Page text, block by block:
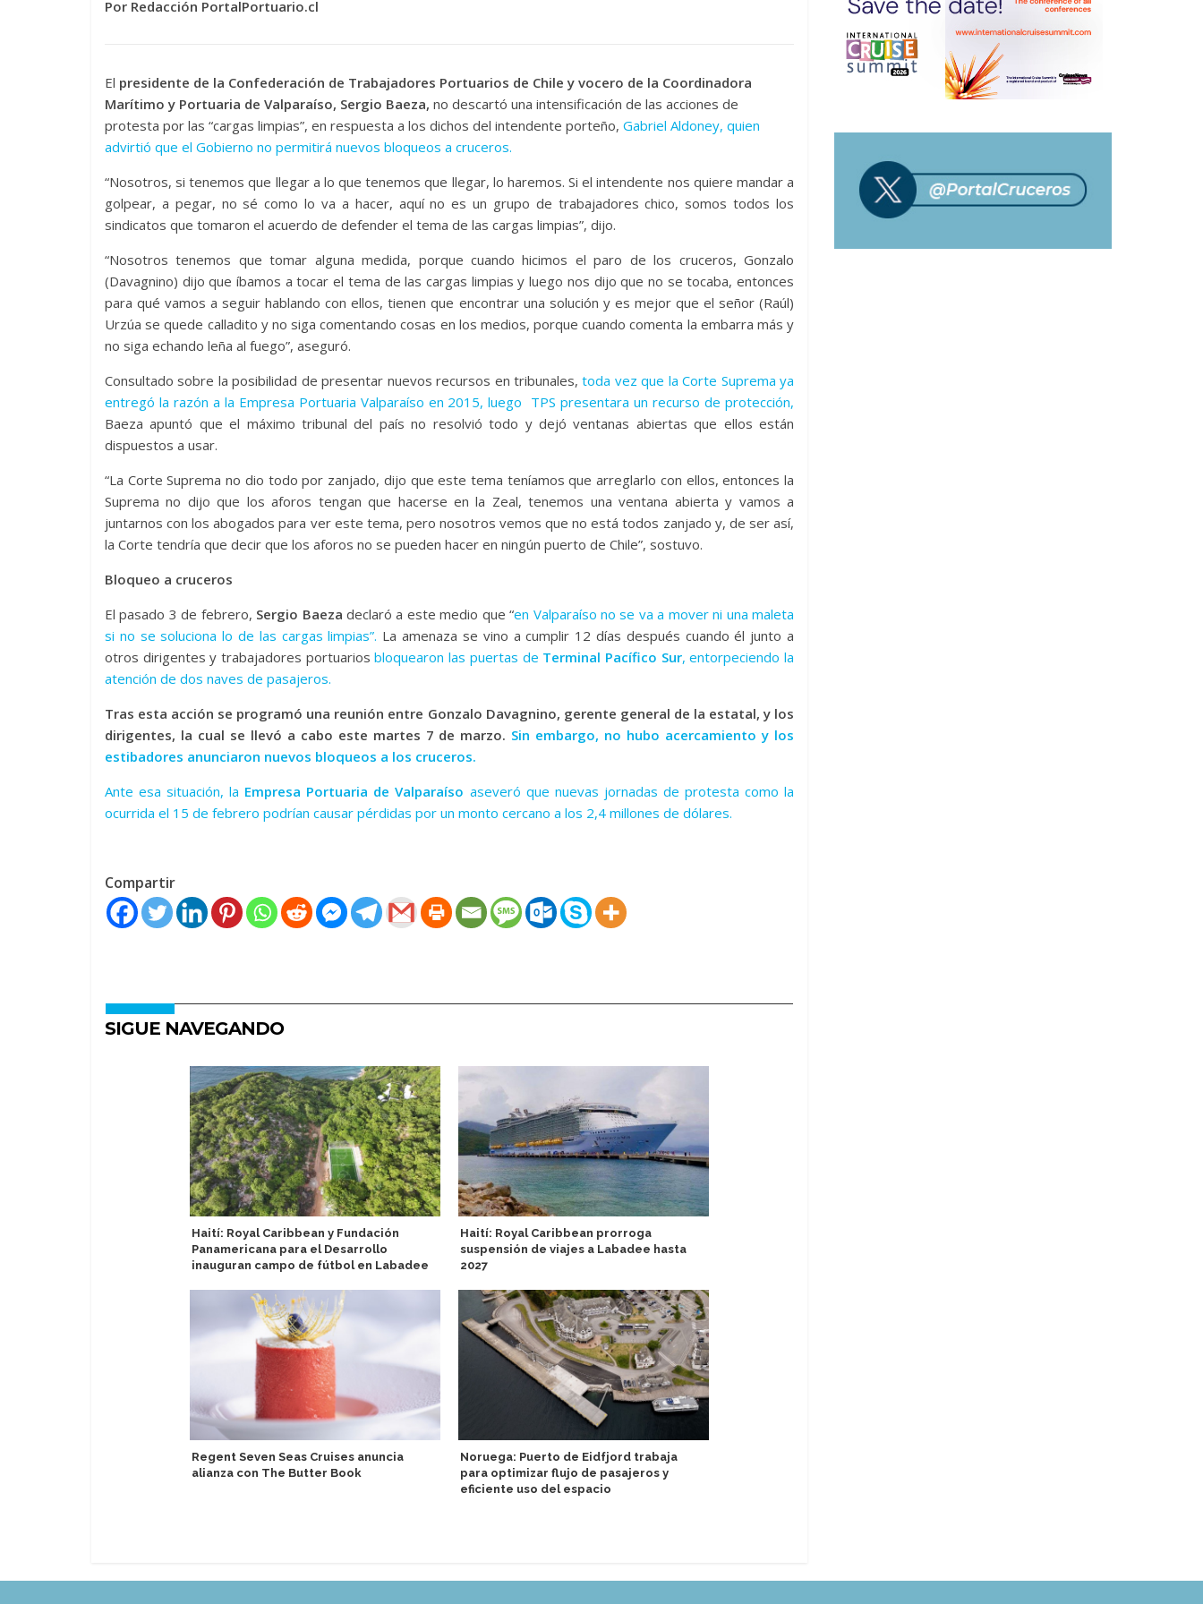
Por Redacción PortalPortuario.cl
El presidente de la Confederación de Trabajadores Portuarios de Chile y vocero de la Coordinadora
Marítimo y Portuaria de Valparaíso, Sergio Baeza, no descartó una intensificación de las acciones de
protesta por las “cargas limpias”, en respuesta a los dichos del intendente porteño, Gabriel Aldoney, quien
advirtió que el Gobierno no permitirá nuevos bloqueos a cruceros.
“Nosotros, si tenemos que llegar a lo que tenemos que llegar, lo haremos. Si el intendente nos quiere mandar a
golpear, a pegar, no sé como lo va a hacer, aquí no es un grupo de trabajadores chico, somos todos los
sindicatos que tomaron el acuerdo de defender el tema de las cargas limpias”, dijo.
“Nosotros tenemos que tomar alguna medida, porque cuando hicimos el paro de los cruceros, Gonzalo
(Davagnino) dijo que íbamos a tocar el tema de las cargas limpias y luego nos dijo que no se tocaba, entonces
para qué vamos a seguir hablando con ellos, tienen que encontrar una solución y es mejor que el señor (Raúl)
Urzúa se quede calladito y no siga comentando cosas en los medios, porque cuando comenta la embarra más y
no siga echando leña al fuego”, aseguró.
Consultado sobre la posibilidad de presentar nuevos recursos en tribunales,toda vez que la Corte Suprema ya
entregó la razón a la Empresa Portuaria Valparaíso en 2015, luego TPS presentara un recurso de protección,
Baeza apuntó que el máximo tribunal del país no resolvió todo y dejó ventanas abiertas que ellos están
dispuestos a usar.
“La Corte Suprema no dio todo por zanjado, dijo que este tema teníamos que arreglarlo con ellos, entonces la
Suprema no dijo que los aforos tengan que hacerse en la Zeal, tenemos una ventana abierta y vamos a
juntarnos con los abogados para ver este tema, pero nosotros vemos que no está todos zanjado y, de ser así,
la Corte tendría que decir que los aforos no se pueden hacer en ningún puerto de Chile”, sostuvo.
Bloqueo a cruceros
El pasado 3 de febrero, Sergio Baeza declaró a este medio que “en Valparaíso no se va a mover ni una maleta
si no se soluciona lo de las cargas limpias”. La amenaza se vino a cumplir 12 días después cuando él junto a
otros dirigentes y trabajadores portuariosbloquearon las puertas de Terminal Pacífico Sur, entorpeciendo la
atención de dos naves de pasajeros.
Tras esta acción se programó una reunión entre Gonzalo Davagnino, gerente general de la estatal, y los
dirigentes, la cual se llevó a cabo este martes 7 de marzo. Sin embargo, no hubo acercamiento y los
estibadores anunciaron nuevos bloqueos a los cruceros.
Ante esa situación, la Empresa Portuaria de Valparaíso aseveró que nuevas jornadas de protesta como la
ocurrida el 15 de febrero podrían causar pérdidas por un monto cercano a los 2,4 millones de dólares.
Compartir
SIGUE NAVEGANDO
Haití: Royal Caribbean y Fundación
Panamericana para el Desarrollo
inauguran campo de fútbol en Labadee
Regent Seven Seas Cruises anuncia
alianza con The Butter Book
Haití: Royal Caribbean prorroga
suspensión de viajes a Labadee hasta
2027
Noruega: Puerto de Eidfjord trabaja
para optimizar flujo de pasajeros y
eficiente uso del espacio